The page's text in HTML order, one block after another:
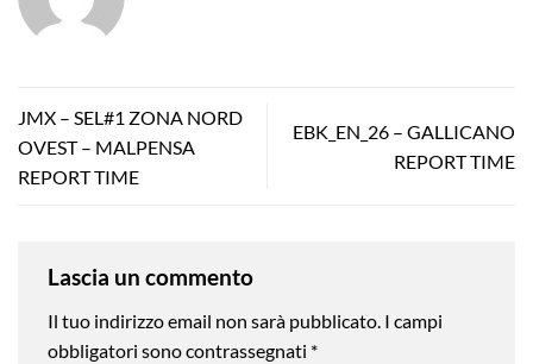
JMX – SEL#1 ZONA NORD
OVEST – MALPENSA
REPORT TIME
EBK_EN_26 – GALLICANO
REPORT TIME
Lascia un commento
Il tuo indirizzo email non sarà pubblicato. I campi
obbligatori sono contrassegnati *